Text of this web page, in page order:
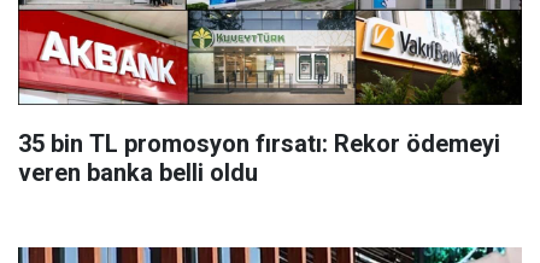
35 bin TL promosyon fırsatı: Rekor ödemeyi
veren banka belli oldu